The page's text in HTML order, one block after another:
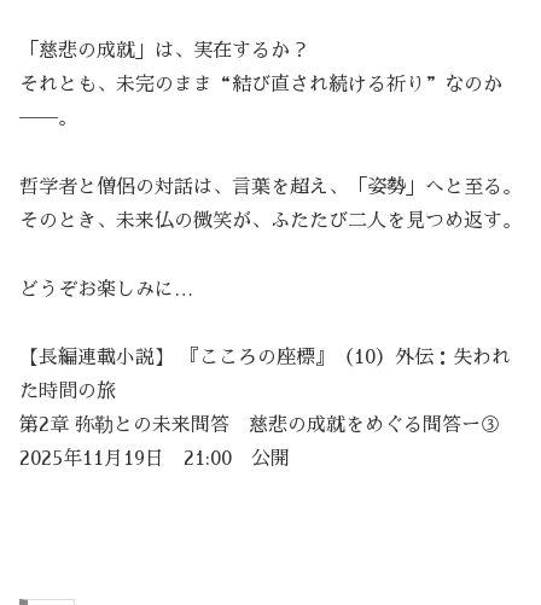
「慈悲の成就」は、実在するか？
それとも、未完のまま“結び直され続ける祈り”なのか
──。
哲学者と僧侶の対話は、言葉を超え、「姿勢」へと至る。
そのとき、未来仏の微笑が、ふたたび二人を見つめ返す。
どうぞお楽しみに…
【長編連載小説】 『こころの座標』（10）外伝：失われ
た時間の旅
第2章 弥勒との未来問答 慈悲の成就をめぐる問答ー③
2025年11月19日 21:00 公開